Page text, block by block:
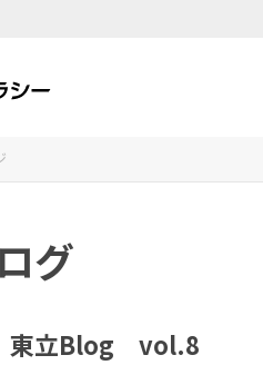
グ
東立Blog vol.8